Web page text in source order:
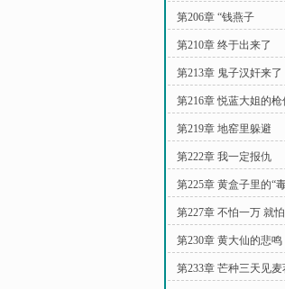
第206章 “钱燕子
第210章 终于出来了
第213章 鬼子汉奸来了
第216章 悦蓝大姐的枪
第219章 地窑里躲避
第222章 我一定报仇
第225章 黄盒子里的“
第227章 不怕一万 就
第230章 黄大仙的悲鸣
第233章 芒种三天见麦